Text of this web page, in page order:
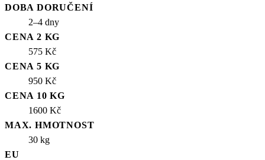
DOBA DORUČENÍ
2–4 dny
CENA 2 KG
575 Kč
CENA 5 KG
950 Kč
CENA 10 KG
1600 Kč
MAX. HMOTNOST
30 kg
EU